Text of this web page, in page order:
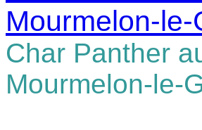
Mourmelon-le-
Char Panther
Mourmelon-le-